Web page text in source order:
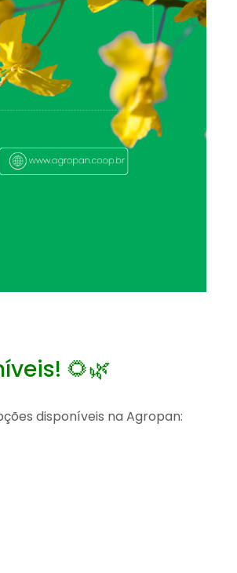
🌻🌿
disponíveis na Agropan: